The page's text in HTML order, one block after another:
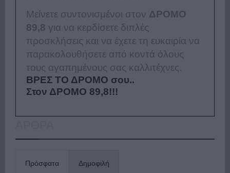
Μείνετε συντονισμένοι στον ΔΡΟΜΟ
89,8 για να κερδίσετε διπλές
προσκλήσεις και να έχετε τη ευκαιρία να
παρακολουθήσετε από κοντά όλους
τους αγαπημένους σας καλλιτέχνες.
ΒΡΕΣ ΤΟ ΔΡΟΜΟ σου..
Στον ΔΡΟΜΟ 89,8!!!
Πρόσφατα Δημοφιλή